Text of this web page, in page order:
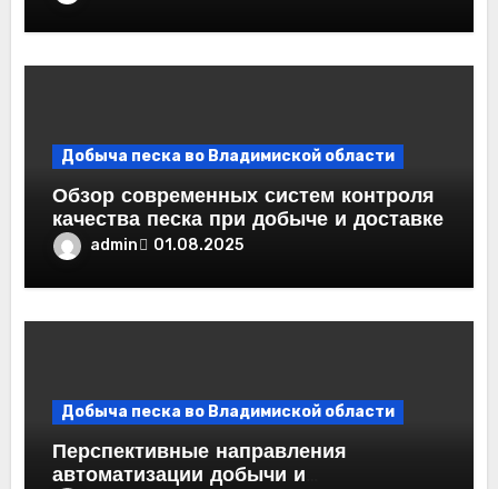
Добыча песка во Владимиской области
Обзор современных систем контроля
качества песка при добыче и доставке
admin 01.08.2025
Добыча песка во Владимиской области
Перспективные направления
автоматизации добычи и